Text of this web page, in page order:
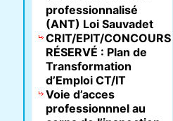
professionnalisé
(ANT) Loi Sauvadet
CRIT/EPIT/CONCOURS
RÉSERVÉ : Plan de
Transformation
d’Emploi CT/IT
Voie d’acces
professionnnel au